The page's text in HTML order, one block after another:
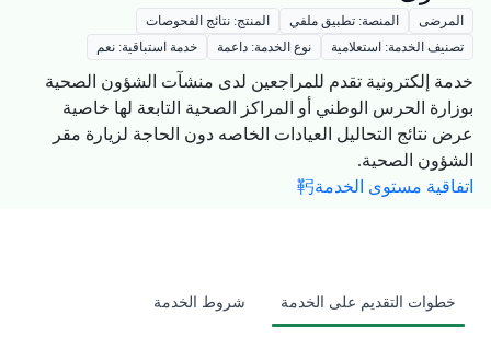
المرضى المنصة: تطبيق ملفي
المنتج: نتائج الفحوصات
تصنيف الخدمة: استعلامية
نوع الخدمة: داعمة خدمة استباقية: نعم
خدمة إلكترونية تقدم للمراجعين لدى منشآت الشؤون الصحية
بوزارة الحرس الوطني أو المراكز الصحية التابعة لها خاصية
عرض نتائج التحاليل العيادات الخاصه دون الحاجة لزيارة مقر
الشؤون الصحية.​​
اتفاقية مستوى الخدمة
خطوات التقديم على الخدمة شروط الخدمة